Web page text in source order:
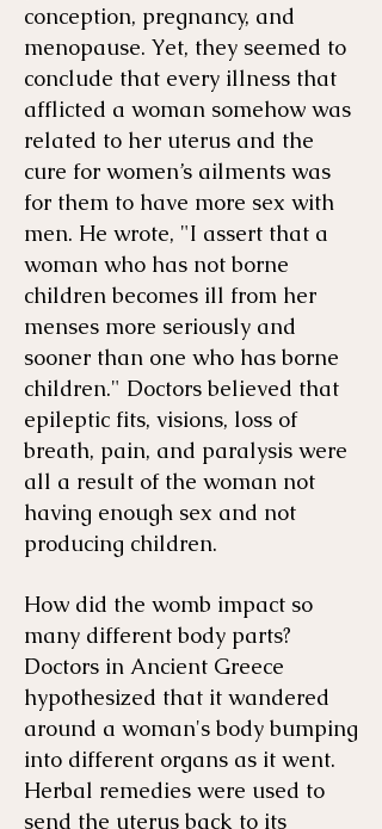
conception, pregnancy, and
menopause. Yet, they seemed to
conclude that every illness that
afflicted a woman somehow was
related to her uterus and the
cure for women’s ailments was
for them to have more sex with
men. He wrote, "I assert that a
woman who has not borne
children becomes ill from her
menses more seriously and
sooner than one who has borne
children." Doctors believed that
epileptic fits, visions, loss of
breath, pain, and paralysis were
all a result of the woman not
having enough sex and not
producing children.
How did the womb impact so
many different body parts?
Doctors in Ancient Greece
hypothesized that it wandered
around a woman's body bumping
into different organs as it went.
Herbal remedies were used to
send the uterus back to its